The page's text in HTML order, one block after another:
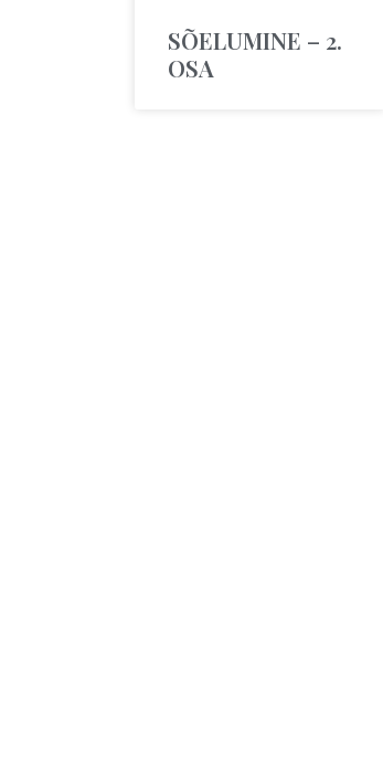
SÕELUMINE – 2.
OSA